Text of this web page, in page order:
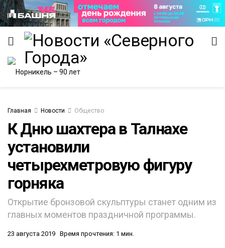
Главная Новости Общество
К Дню шахтера в Талнахе
установили
четырехметровую фигуру
горняка
Открытие бронзовой скульптуры станет одним из
главных моментов праздничной программы.
23 августа 2019 Время прочтения: 1 мин.